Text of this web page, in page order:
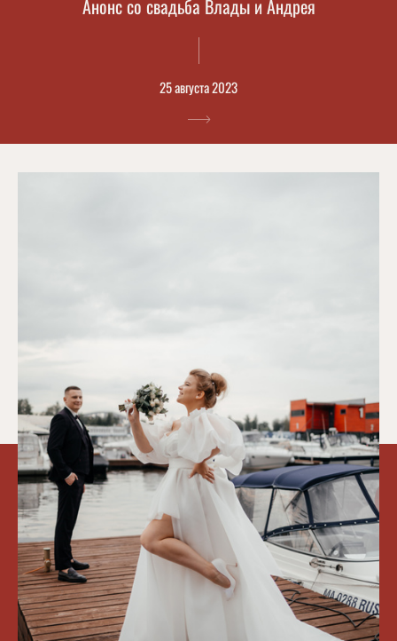
Анонс со свадьба Влады и Андрея
25 августа 2023